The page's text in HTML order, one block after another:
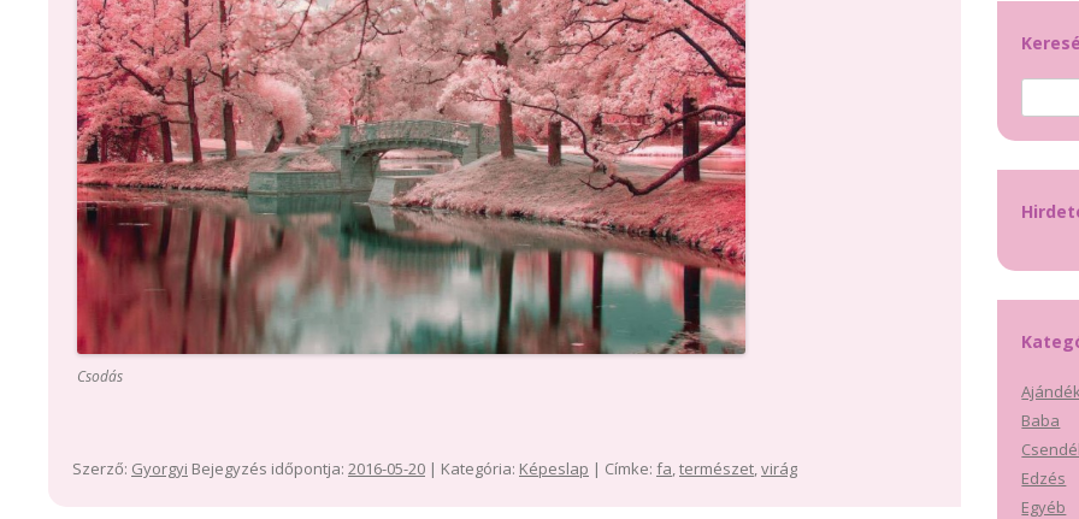
Csodás
Szerző: Gyorgyi Bejegyzés időpontja: 2016-05-20 | Kategória: Képeslap | Címke: fa,természet,virág
Baba
Edzés
Egyéb